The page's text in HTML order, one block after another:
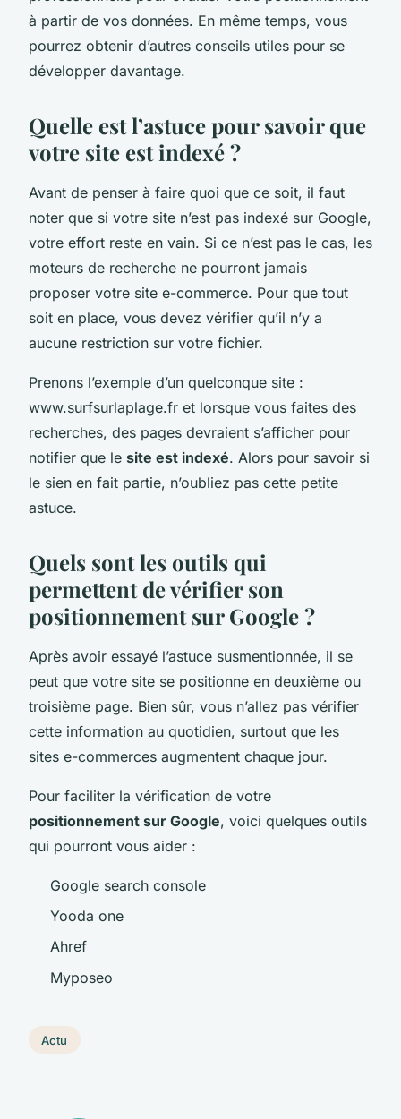
à partir de vos données. En même temps, vous
pourrez obtenir d’autres conseils utiles pour se
développer davantage.
Quelle est l’astuce pour savoir que
votre site est indexé ?
Avant de penser à faire quoi que ce soit, il faut
noter que si votre site n’est pas indexé sur Google,
votre effort reste en vain. Si ce n’est pas le cas, les
moteurs de recherche ne pourront jamais
proposer votre site e-commerce. Pour que tout
soit en place, vous devez vérifier qu’il n’y a
aucune restriction sur votre fichier.
Prenons l’exemple d’un quelconque site :
www.surfsurlaplage.fr et lorsque vous faites des
recherches, des pages devraient s’afficher pour
notifier que le site est indexé. Alors pour savoir si
le sien en fait partie, n’oubliez pas cette petite
astuce.
Quels sont les outils qui
permettent de vérifier son
positionnement sur Google ?
Après avoir essayé l’astuce susmentionnée, il se
peut que votre site se positionne en deuxième ou
troisième page. Bien sûr, vous n’allez pas vérifier
cette information au quotidien, surtout que les
sites e-commerces augmentent chaque jour.
Pour faciliter la vérification de votre
positionnement sur Google, voici quelques outils
qui pourront vous aider :
Google search console
Yooda one
Ahref
Myposeo
Actu